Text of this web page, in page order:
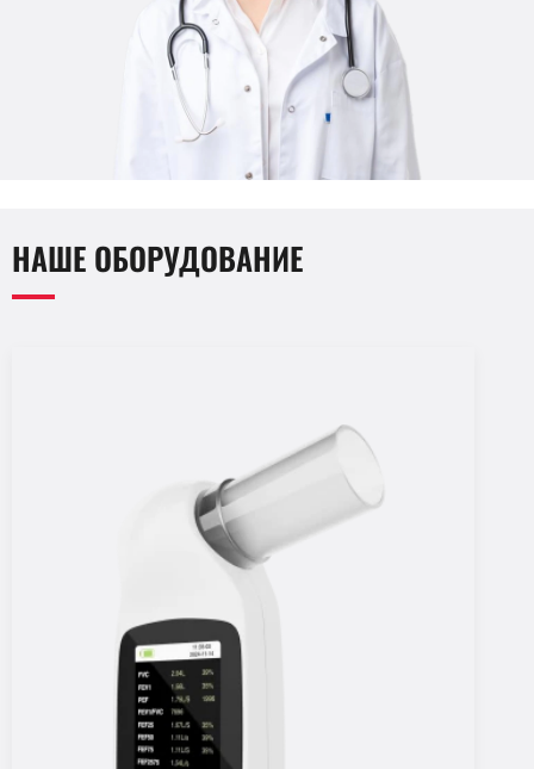
НАШЕ ОБОРУДОВАНИЕ